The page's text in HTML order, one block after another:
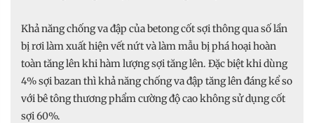
Khả năng chống va đập của betong cốt sợi thông qua số lần
bị rơi làm xuất hiện vết nứt và làm mẫu bị phá hoại hoàn
toàn tăng lên khi hàm lượng sợi tăng lên. Đặc biệt khi dùng
4% sợi bazan thì khả năng chống va đập tăng lên đáng kể so
với bê tông thương phẩm cường độ cao không sử dụng cốt
sợi 60%.